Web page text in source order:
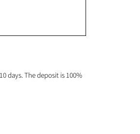
days. The deposit is 100%